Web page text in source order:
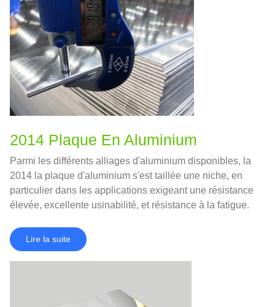
2014 Plaque En Aluminium
Parmi les différents alliages d'aluminium disponibles, la
2014 la plaque d'aluminium s'est taillée une niche, en
particulier dans les applications exigeant une résistance
élevée, excellente usinabilité, et résistance à la fatigue.
Lire la suite